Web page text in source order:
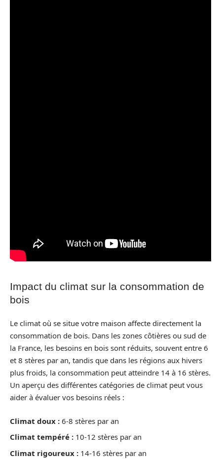
Impact du climat sur la consommation de
bois
Le climat où se situe votre maison affecte directement la
consommation de bois. Dans les zones côtières ou sud de
la France, les besoins en bois sont réduits, souvent entre 6
et 8 stères par an, tandis que dans les régions aux hivers
plus froids, la consommation peut atteindre 14 à 16 stères.
Un aperçu des différentes catégories de climat peut vous
aider à évaluer vos besoins réels :
Climat doux : 6-8 stères par an
Climat tempéré : 10-12 stères par an
Climat rigoureux : 14-16 stères par an